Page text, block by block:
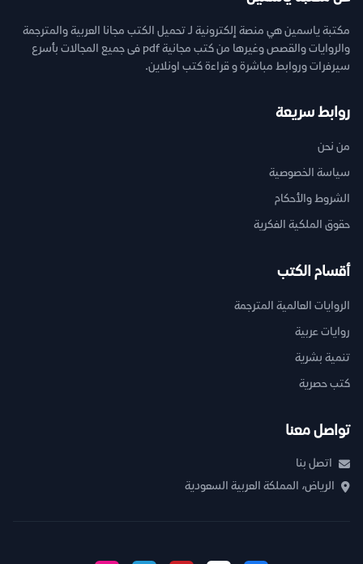
مكتبة ياسمين هي منصة إلكترونية لـ تحميل الكتب مجانا العربية والمترجمة
والروايات والقصص وغيرها من كتب مجانية pdf فى جميع المجالات بأسرع
سيرفرات وروابط مباشرة و قراءة كتب اونلاين.
روابط سريعة
من نحن
سياسة الخصوصية
الشروط والأحكام
حقوق الملكية الفكرية
أقسام الكتب
الروايات العالمية المترجمة
روايات عربية
تنمية بشرية
كتب حصرية
تواصل معنا
اتصل بنا
الرياض، المملكة العربية السعودية